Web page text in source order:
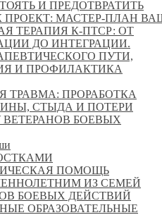
И ПРЕДОТВРАТИТЬ
ПРОЕКТ: МАСТЕР‑ПЛАН
ТЕРАПИЯ К-ПТСР: ОТ
ДО ИНТЕГРАЦИИ.
ПУТИ,
И ПРОФИЛАКТИКА
ТРАВМА: ПРОРАБОТКА
СТЫДА И ПОТЕРИ
ВЕТЕРАНОВ БОЕВЫХ
ПОМОЩЬ
ИЗ СЕМЕЙ
БОЕВЫХ ДЕЙСТВИЙ
ОБРАЗОВАТЕЛЬНЫЕ